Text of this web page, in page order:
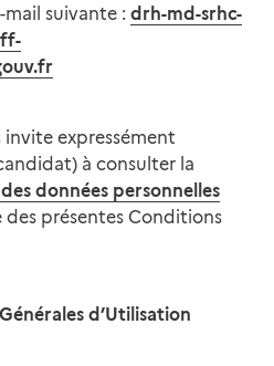
mail suivante : drh-md-srhc-
invite expressément
à consulter la
données personnelles
présentes Conditions
d’Utilisation